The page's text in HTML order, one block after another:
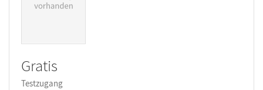
Gratis
Testzugang